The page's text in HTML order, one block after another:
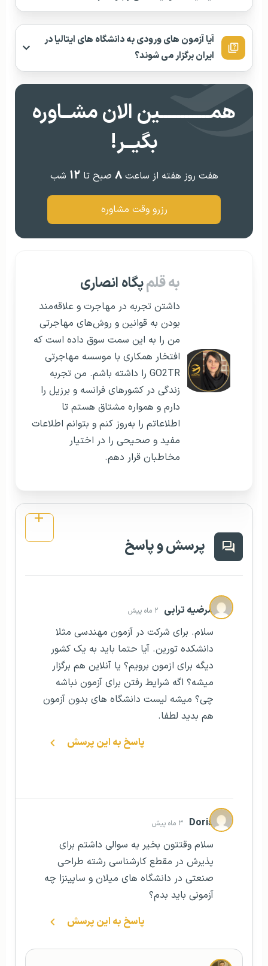
آیا آزمون‌ های ورودی به دانشگاه‌ های ایتالیا در
ایران برگزار می‌ شوند؟
همــــــــــــین الان مشــاوره
بگیــر!
هفت روز هفته از ساعت۸ صبح تا۱۲ شب
رزرو وقت مشاوره
به قلمپگاه انصاری
داشتن تجربه در مهاجرت و علاقه‌مند
بودن به قوانین و روش‌های مهاجرتی
من را به این سمت سوق داده است که
افتخار همکاری با موسسه مهاجرتی
GO2TR را داشته باشم. من تجربه
زندگی در کشورهای فرانسه و برزیل را
دارم و همواره مشتاق هستم تا
اطلاعاتم را به‌روز کنم و بتوانم اطلاعات
مفید و صحیحی را در اختیار
مخاطبان قرار دهم.
پرسش و پاسخ
مرضیه ترابی ۲ ماه پیش
سلام. برای شرکت در آزمون مهندسی مثلا
دانشکده تورین. آیا حتما باید به یک کشور
دیگه برای ازمون برویم؟ یا آنلاین هم برگزار
میشه؟ اگه شرایط رفتن برای آزمون نباشه
چی؟ میشه لیست دانشگاه های بدون آزمون
هم بدید لطفا.
پاسخ به این پرسش
Doris ۳ ماه پیش
سلام وقتتون بخیر یه سوالی داشتم برای
پذیرش در مقطع کارشناسی رشته طراحی
صنعتی در دانشگاه های میلان و ساپینزا چه
آزمونی باید بدم؟
پاسخ به این پرسش